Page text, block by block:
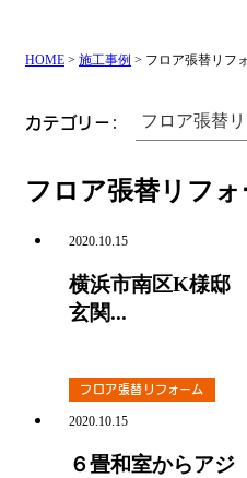
HOME > 施工事例 > フロア張替リフ
カテゴリー:
フロア張替リフォ
2020.10.15
横浜市南区K様邸
玄関...
フロア張替リフォーム
2020.10.15
６畳和室からアジ